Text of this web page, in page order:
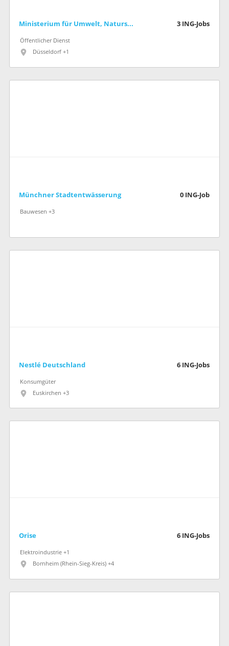
Ministerium für Umwelt, Naturschutz und Verkehr des Landes Nordrhein-Westfalen 3 ING-Jobs
Öffentlicher Dienst
Düsseldorf +1
Münchner Stadtentwässerung 0 ING-Job
Bauwesen +3
Nestlé Deutschland 6 ING-Jobs
Konsumgüter
Euskirchen +3
Orise 6 ING-Jobs
Elektroindustrie +1
Bornheim (Rhein-Sieg-Kreis) +4